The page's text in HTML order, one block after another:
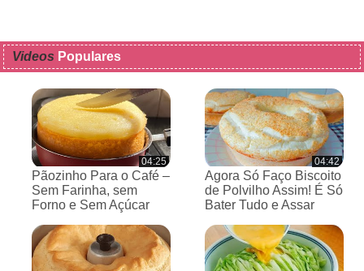
Videos Populares
04:25
Pãozinho Para o Café –
Sem Farinha, sem
Forno e Sem Açúcar
04:42
Agora Só Faço Biscoito
de Polvilho Assim! É Só
Bater Tudo e Assar